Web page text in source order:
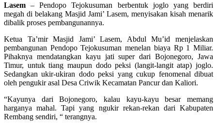
Lasem – Pendopo Tejokusuman berbentuk joglo yang berdiri
megah di belakang Masjid Jami’ Lasem, menyisakan kisah menarik
dibalik proses pembangunannya.
Ketua Ta’mir Masjid Jami’ Lasem, Abdul Mu’id menjelaskan
pembangunan Pendopo Tejokusuman menelan biaya Rp 1 Miliar.
Pihaknya mendatangkan kayu jati super dari Bojonegoro, Jawa
Timur, untuk tiang maupun dodo peksi (langit-langit atap) joglo.
Sedangkan ukir-ukiran dodo peksi yang cukup fenomenal dibuat
oleh pengukir asal Desa Criwik Kecamatan Pancur dan Kaliori.
“Kayunya dari Bojonegoro, kalau kayu-kayu besar memang
harganya mahal. Tapi yang ngukir rekan-rekan dari Kabupaten
Rembang sendiri, “ terangnya.